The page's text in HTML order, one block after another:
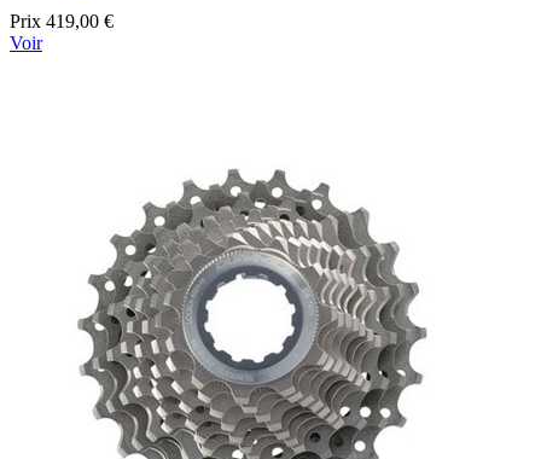
Prix 419,00 €
Voir